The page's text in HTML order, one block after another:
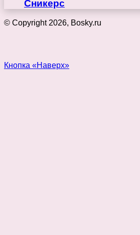
Сникерс
© Copyright 2026, Bosky.ru
Кнопка «Наверх»